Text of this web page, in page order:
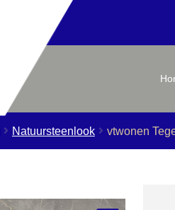
Natuursteenlook vtwonen